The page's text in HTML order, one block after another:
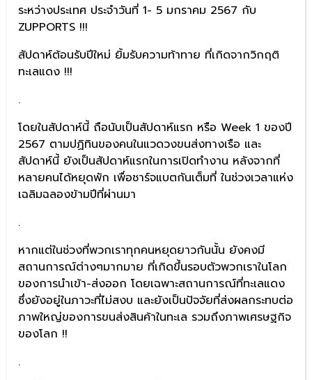
ระหว่างประเทศ ประจำวันที่ 1- 5 มกราคม 2567 กับ
ZUPPORTS !!!
สัปดาห์ต้อนรับปีใหม่ ยิ้มรับความท้าทาย ที่เกิดจากวิกฤติ
ทะเลแดง !!!
.
โดยในสัปดาห์นี้ ถือนับเป็นสัปดาห์แรก หรือ Week 1 ของปี
2567 ตามปฏิทินของคนในแวดวงขนส่งทางเรือ และ
สัปดาห์นี้ ยังเป็นสัปดาห์แรกในการเปิดทำงาน หลังจากที่
หลายคนได้หยุดพัก เพื่อชาร์จแบตกันเต็มที่ ในช่วงเวลาแห่ง
เฉลิมฉลองข้ามปีที่ผ่านมา
.
หากแต่ในช่วงที่พวกเราทุกคนหยุดยาวกันนั้น ยังคงมี
สถานการณ์ต่างๆมากมาย ที่เกิดขึ้นรอบตัวพวกเราในโลก
ของการนำเข้า-ส่งออก โดยเฉพาะสถานการณ์ที่ทะเลแดง
ซึ่งยังอยู่ในภาวะที่ไม่สงบ และยังเป็นปัจจัยที่ส่งผลกระทบต่อ
ภาพใหญ่ของการขนส่งสินค้าในทะเล รวมถึงภาพเศรษฐกิจ
ของโลก !!
.